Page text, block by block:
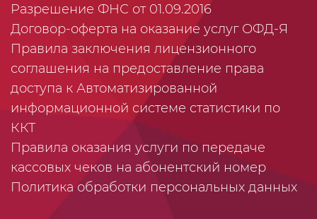
Разрешение ФНС от 01.09.2016
Договор-оферта на оказание услуг ОФД-Я
Правила заключения лицензионного
соглашения на предоставление права
доступа к Автоматизированной
информационной системе статистики по
ККТ
Правила оказания услуги по передаче
кассовых чеков на абонентский номер
Политика обработки персональных данных